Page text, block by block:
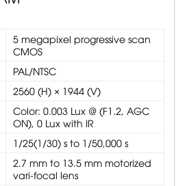
5 megapixel progressive scan
CMOS
PAL/NTSC
2560 (H) × 1944 (V)
Color: 0.003 Lux @ (F1.2, AGC
ON), 0 Lux with IR
1/25(1/30) s to 1/50,000 s
2.7 mm to 13.5 mm motorized
vari-focal lens